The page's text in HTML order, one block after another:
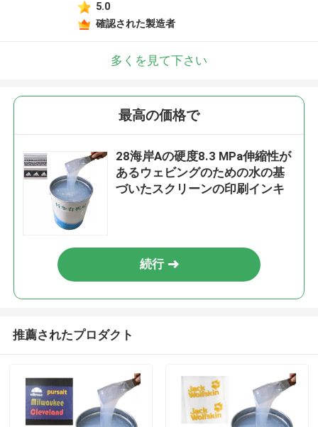
5.0
確認された製造者
多くを見て下さい
最高の価格で
28海岸Aの硬度8.3 MPa伸縮性が
あるウェビングのための水の基
づいたスクリーンの印刷インキ
続行
推薦されたプロダクト